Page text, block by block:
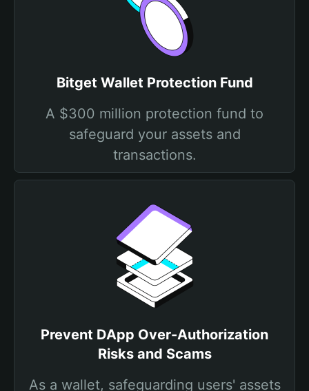
Bitget Wallet Protection Fund
A $300 million protection fund to
safeguard your assets and
transactions.
Prevent DApp Over-Authorization
Risks and Scams
As a wallet, safeguarding users' assets